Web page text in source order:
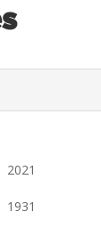
2021
1931